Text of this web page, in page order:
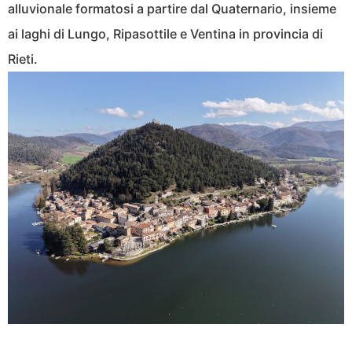
alluvionale formatosi a partire dal Quaternario, insieme
ai laghi di Lungo, Ripasottile e Ventina in provincia di
Rieti.